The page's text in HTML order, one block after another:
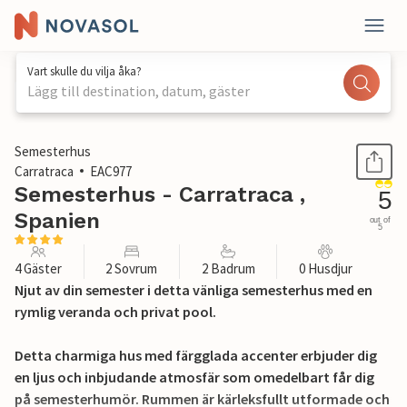
Vart skulle du vilja åka?
Lägg till destination, datum, gäster
1 / 16
Semesterhus
Carratraca
EAC977
Semesterhus - Carratraca ,
Spanien
5
out of
5
4 Gäster 2 Sovrum 2 Badrum 0 Husdjur
Njut av din semester i detta vänliga semesterhus med en
rymlig veranda och privat pool.
Detta charmiga hus med färgglada accenter erbjuder dig
en ljus och inbjudande atmosfär som omedelbart får dig
på semesterhumör. Rummen är kärleksfullt utformade och